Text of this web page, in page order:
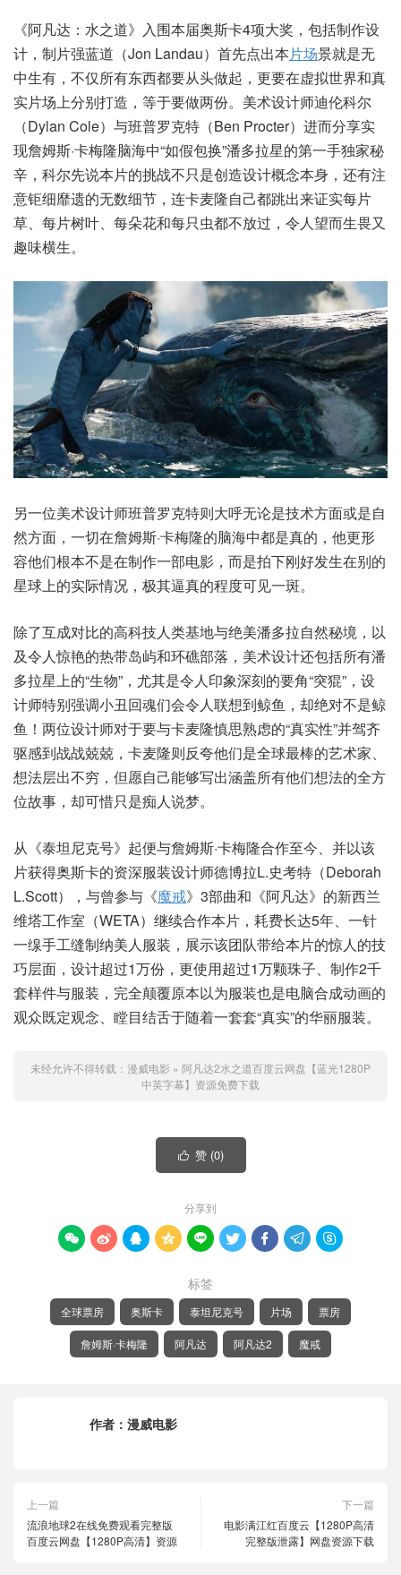
《阿凡达：水之道》入围本届奥斯卡4项大奖，包括制作设
计，制片强蓝道（Jon Landau）首先点出本片场景就是无
中生有，不仅所有东西都要从头做起，更要在虚拟世界和真
实片场上分别打造，等于要做两份。美术设计师迪伦科尔
（Dylan Cole）与班普罗克特（Ben Procter）进而分享实
现詹姆斯·卡梅隆脑海中“如假包换”潘多拉星的第一手独家秘
辛，科尔先说本片的挑战不只是创造设计概念本身，还有注
意钜细靡遗的无数细节，连卡麦隆自己都跳出来证实每片
草、每片树叶、每朵花和每只虫都不放过，令人望而生畏又
趣味横生。
另一位美术设计师班普罗克特则大呼无论是技术方面或是自
然方面，一切在詹姆斯·卡梅隆的脑海中都是真的，他更形
容他们根本不是在制作一部电影，而是拍下刚好发生在别的
星球上的实际情况，极其逼真的程度可见一斑。
除了互成对比的高科技人类基地与绝美潘多拉自然秘境，以
及令人惊艳的热带岛屿和环礁部落，美术设计还包括所有潘
多拉星上的“生物”，尤其是令人印象深刻的要角“突猑”，设
计师特别强调小丑回魂们会令人联想到鲸鱼，却绝对不是鲸
鱼！两位设计师对于要与卡麦隆慎思熟虑的“真实性”并驾齐
驱感到战战兢兢，卡麦隆则反夸他们是全球最棒的艺术家、
想法层出不穷，但愿自己能够写出涵盖所有他们想法的全方
位故事，却可惜只是痴人说梦。
从《泰坦尼克号》起便与詹姆斯·卡梅隆合作至今、并以该
片获得奥斯卡的资深服装设计师德博拉L.史考特（Deborah
L.Scott），与曾参与《魔戒》3部曲和《阿凡达》的新西兰
维塔工作室（WETA）继续合作本片，耗费长达5年、一针
一缐手工缝制纳美人服装，展示该团队带给本片的惊人的技
巧层面，设计超过1万份，更使用超过1万颗珠子、制作2千
套样件与服装，完全颠覆原本以为服装也是电脑合成动画的
观众既定观念、瞠目结舌于随着一套套“真实”的华丽服装。
未经允许不得转载： 漫威电影 » 阿凡达2水之道百度云网盘【蓝光1280P
中英字幕】资源免费下载
 赞 (0)
分享到
        
标签
全球票房 奥斯卡 泰坦尼克号 片场 票房
詹姆斯·卡梅隆 阿凡达 阿凡达2 魔戒
作者： 漫威电影
上一篇
流浪地球2在线免费观看完整版
百度云网盘【1280P高清】资源
下一篇
电影满江红百度云【1280P高清
完整版泄露】网盘资源下载